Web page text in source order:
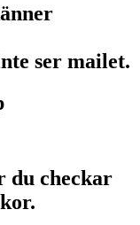
ser mailet.
du checkar